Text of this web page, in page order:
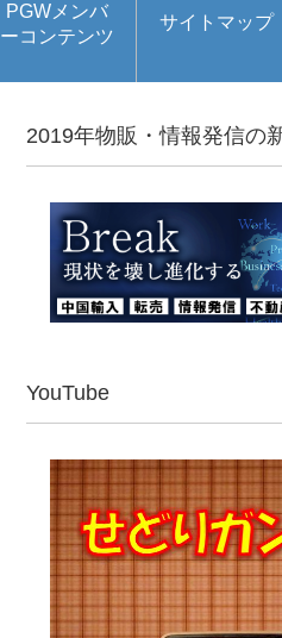
PGWメンバ
ーコンテンツ
サイトマップ
2019年物販・情報発信の
YouTube